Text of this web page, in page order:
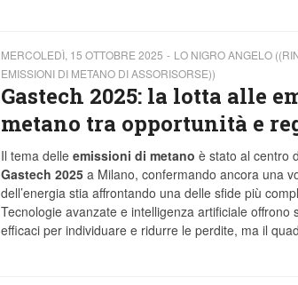
MERCOLEDÌ, 15 OTTOBRE 2025
LO NIGRO ANGELO
EMISSIONI DI METANO DI ASSORISORSE))
Gastech 2025: la lotta alle
metano tra opportunità e
Il tema delleemissioni di metano è stato al centro
Gastech 2025a Milano, confermando ancora una
dell’energia stia affrontando una delle sfide più
Tecnologie avanzate e intelligenza artificiale offrono
efficaci per individuare e ridurre le perdite, ma il